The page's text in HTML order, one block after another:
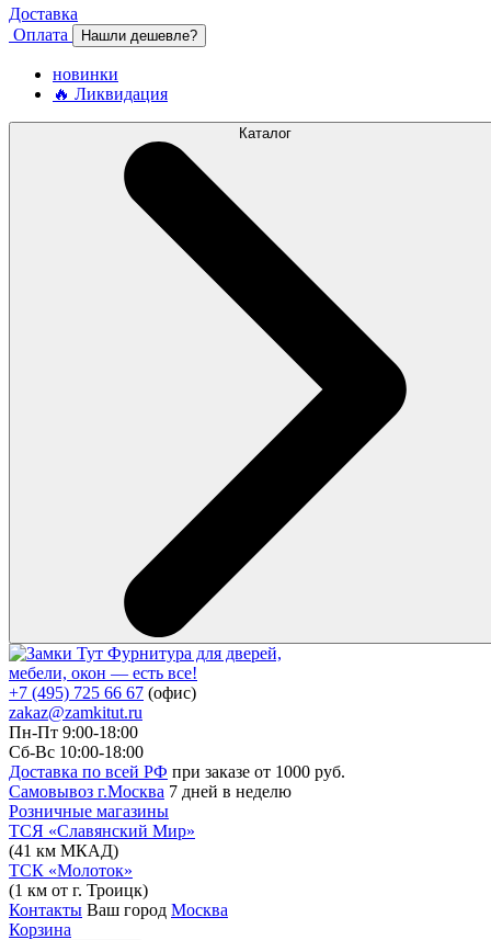
Доставка
Оплата
Нашли дешевле?
новинки
🔥 Ликвидация
Каталог
Фурнитура для дверей,
мебели, окон — есть все!
+7 (495) 725 66 67 (офис)
zakaz@zamkitut.ru
Пн-Пт 9:00-18:00
Сб-Вс 10:00-18:00
Доставка по всей РФ при заказе от 1000 руб.
Самовывоз г.Москва 7 дней в неделю
Розничные магазины
ТСЯ «Славянский Мир»
(41 км МКАД)
ТСК «Молоток»
(1 км от г. Троицк)
Контакты Ваш город Москва
Корзина